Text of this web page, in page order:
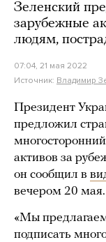
Зеленский
зарубежные
людям,
07:04, 21 мая 2022
Источник: Владимир
Президент
предложил
активов за
он сообщил в
вечером 20 мая.
«Мы
подписать